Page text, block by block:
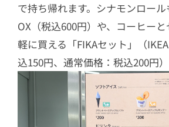
で持ち帰れます。シナモンロー
OX（税込600円）や、コーヒー
軽に買える「FIKAセット」（
込150円、通常価格：税込200円）